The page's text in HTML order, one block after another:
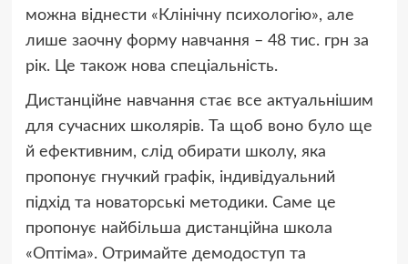
можна віднести «Клінічну психологію», але
лише заочну форму навчання – 48 тис. грн за
рік. Це також нова спеціальність.
Дистанційне навчання стає все актуальнішим
для сучасних школярів. Та щоб воно було ще
й ефективним, слід обирати школу, яка
пропонує гнучкий графік, індивідуальний
підхід та новаторські методики. Саме це
пропонує найбільша дистанційна школа
«Оптіма». Отримайте демодоступ та